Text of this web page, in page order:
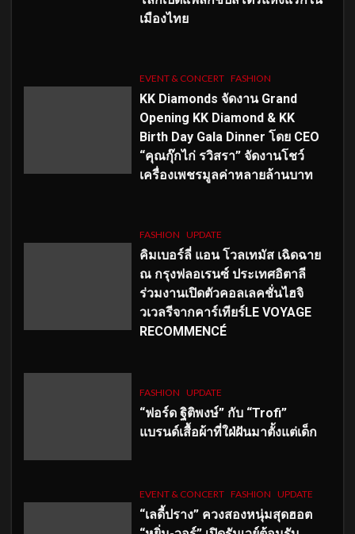
เมืองไทย
EVENT & CONCERT FASHION
KK Diamonds จัดงาน Grand
Opening KK Diamond & KK
Birth Day Gala Dinner โดย CEO
“คุณกุ๊กไก่ รวิสรา” จัดงานโชว์
เครื่องเพชรมูลค่าหลายล้านบาท
FASHION UPDATE
คิมเบอร์ลี่ แอน โวลเทมัส เฉิดฉาย
ณ กรุงฟลอเรนซ์ ประเทศอิตาลี
ร่วมงานเปิดตัวคอลเลคชั่นไฮจิ
วเวลรีจากคาร์เทียร์LE VOYAGE
RECOMMENCÉ
FASHION UPDATE
“ฟอร์ด ฐิติพงษ์” กับ “Trofi”
แบรนด์เสื้อผ้าที่ใฝ่ฝันมาตั้งแต่เด็ก
EVENT & CONCERT FASHION UPDATE
“เลดี้ปราง” ควงสองหนุ่มสุดฮอต